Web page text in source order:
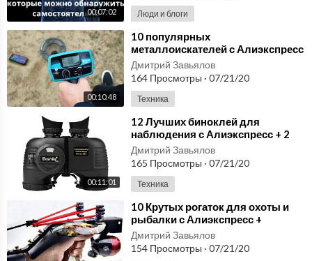
00:07:02 Люди и блоги
00:10:48
⁣10 популярных
металлоискателей с Алиэкспресс
+ снаряжение для кладоискателя
Дмитрий Завьялов
164 Просмотры · 07/21/20
Техника
00:11:01
⁣12 Лучших биноклей для
наблюдения с Алиэкспресс + 2
монокуляра
Дмитрий Завьялов
165 Просмотры · 07/21/20
Техника
⁣10 Крутых рогаток для охоты и
рыбалки с Алиэкспресс +
амуниция
Дмитрий Завьялов
154 Просмотры · 07/21/20